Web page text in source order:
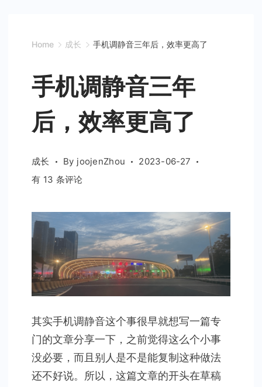
Home 成长 手机调静音三年后，效率更高了
手机调静音三年
后，效率更高了
成长 By joojenZhou
2023-06-27
手
调
静
音
年
后，
率
高
了
有 13 条评论
其实手机调静音这个事很早就想写一篇专
门的文章分享一下，之前觉得这么个小事
没必要，而且别人是不是能复制这种做法
还不好说。所以，这篇文章的开头在草稿